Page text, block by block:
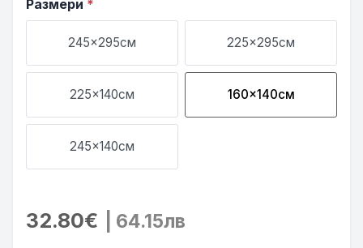
Размери *
245x295см 225x295см
225x140см 160x140см
245x140см
32.80€ | 64.15лв